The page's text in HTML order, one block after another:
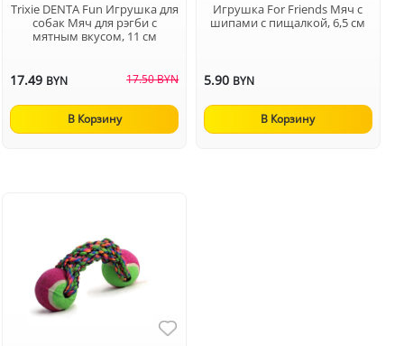
Trixie DENTA Fun Игрушка для
собак Мяч для рэгби с
мятным вкусом, 11 см
17.49 BYN 17.50 BYN
В Корзину
Игрушка For Friends Мяч с
шипами с пищалкой, 6,5 см
5.90 BYN
В Корзину